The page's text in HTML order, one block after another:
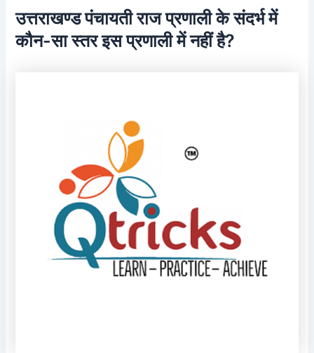
उत्तराखण्ड पंचायती राज प्रणाली के संदर्भ में
कौन-सा स्तर इस प्रणाली में नहीं है?